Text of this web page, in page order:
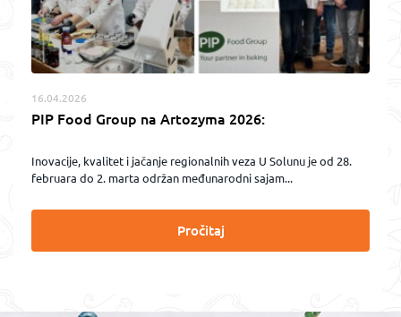
16.04.2026
PIP Food Group na Artozyma 2026:
Inovacije, kvalitet i jačanje regionalnih veza U Solunu je od 28.
februara do 2. marta održan međunarodni sajam...
Pročitaj